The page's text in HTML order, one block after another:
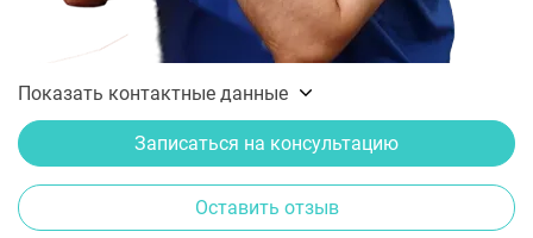
Показать контактные данные
Записаться на консультацию
Оставить отзыв